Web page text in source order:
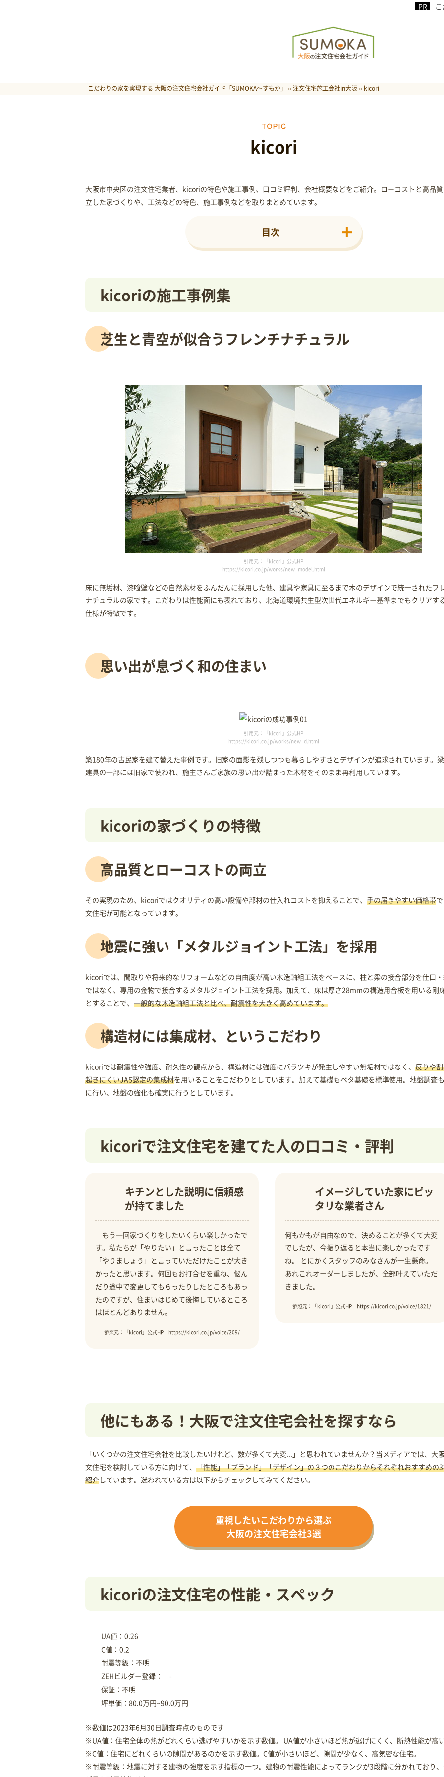
こだわりの家を実現する 大阪の注文住宅会社ガイド「SUMOKA～すもか」 »注文住宅施工会社in大阪» kicori
kicori
大阪市中央区の注文住宅業者、kicoriの特色や施工事例、口コミ評判、会社概要などをご紹介。ローコストと高品
立した家づくりや、工法などの特色、施工事例などを取りまとめています。
目次
kicoriの施工事例集
芝生と青空が似合うフレンチナチュラル
引用元：「kicori」公式HP
https://kicori.co.jp/works/new_model.html
床に無垢材、漆喰壁などの自然素材をふんだんに採用した他、建具や家具に至るまで木のデザインで統一されたフ
ナチュラルの家です。こだわりは性能面にも表れており、北海道環境共生型次世代エネルギー基準までもクリアす
仕様が特徴です。
思い出が息づく和の住まい
引用元：「kicori」公式HP
https://kicori.co.jp/works/new_d.html
築180年の古民家を建て替えた事例です。旧家の面影を残しつつも暮らしやすさとデザインが追求されています。
建具の一部には旧家で使われ、施主さんご家族の思い出が詰まった木材をそのまま再利用しています。
kicoriの家づくりの特徴
高品質とローコストの両立
その実現のため、kicoriではクオリティの高い設備や部材の仕入れコストを抑えることで、 手の届きやすい価格帯
文住宅が可能となっています。
地震に強い「メタルジョイント工法」を採用
kicoriでは、間取りや将来的なリフォームなどの自由度が高い木造軸組工法をベースに、柱と梁の接合部分を仕口
ではなく、専用の金物で接合するメタルジョイント工法を採用。加えて、床は厚さ28mmの構造用合板を用いる剛
とすることで、 一般的な木造軸組工法と比べ、耐震性を大きく高めています。
構造材には集成材、というこだわり
kicoriでは耐震性や強度、耐久性の観点から、構造材には強度にバラツキが発生しやすい無垢材ではなく、 反りや
起きにくいJAS認定の集成材を用いることをこだわりとしています。加えて基礎もベタ基礎を標準使用。地盤調査
に行い、地盤の強化も確実に行うとしています。
kicoriで注文住宅を建てた人の口コミ・評判
キチンとした説明に信頼感
が持てました
もう一回家づくりをしたいくらい楽しかったで
す。私たちが「やりたい」と言ったことは全て
「やりましょう」と言っていただけたことが大き
かったと思います。何回もお打合せを重ね、悩ん
だり途中で変更してもらったりしたところもあっ
たのですが、住まいはじめて後悔しているところ
はほとんどありません。
参照元：「kicori」公式HP https://kicori.co.jp/voice/209/
イメージしていた家にピッ
タリな業者さん
何もかもが自由なので、決めることが多くて大変
でしたが、今振り返ると本当に楽しかったです
ね。 とにかくスタッフのみなさんが一生懸命。
あれこれオーダーしましたが、全部叶えていただ
きました。
参照元：「kicori」公式HP https://kicori.co.jp/voice/1821/
他にもある！大阪で注文住宅会社を探すなら
「いくつかの注文住宅会社を比較したいけれど、数が多くて大変...」と思われていませんか？当メディアでは、大
文住宅を検討している方に向けて、 「性能」「ブランド」「デザイン」の３つのこだわりからそれぞれおすすめの
紹介しています。迷われている方は以下からチェックしてみてください。
重視したいこだわりから選ぶ
大阪の注文住宅会社3選
kicoriの注文住宅の性能・スペック
UA値：0.26
C値：0.2
耐震等級：不明
ZEHビルダー登録： -
保証：不明
坪単価：80.0万円~90.0万円
※数値は2023年6月30日調査時点のものです
※UA値：住宅全体の熱がどれくらい逃げやすいかを示す数値。 UA値が小さいほど熱が逃げにくく、断熱性能が高
※C値：住宅にどれくらいの隙間があるのかを示す数値。C値が小さいほど、隙間が少なく、高気密な住宅。
※耐震等級：地震に対する建物の強度を示す指標の一つ。建物の耐震性能によってランクが3段階に分かれており